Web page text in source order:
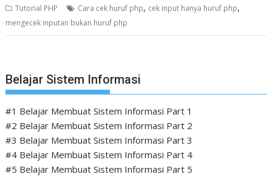
Tutorial PHP Cara cek huruf php, cek input hanya huruf php,
mengecek inputan bukan huruf php
Belajar Sistem Informasi
#1 Belajar Membuat Sistem Informasi Part 1
#2 Belajar Membuat Sistem Informasi Part 2
#3 Belajar Membuat Sistem Informasi Part 3
#4 Belajar Membuat Sistem Informasi Part 4
#5 Belajar Membuat Sistem Informasi Part 5